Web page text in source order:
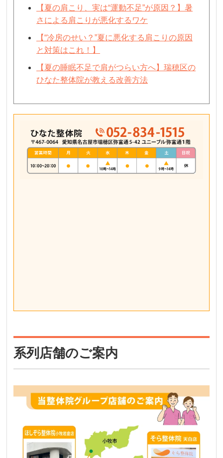
【夏の肩こり、実は“運動不足”が原因？】暑
さによる肩こりが悪化するワケ
【“冷房のせい？”夏に悪化する肩こりの原因
と対策はこれ！】
【夏の睡眠不足で肩がつらい方へ】瑞穂区の
ひなた整体院が教える改善方法
系列店舗のご案内